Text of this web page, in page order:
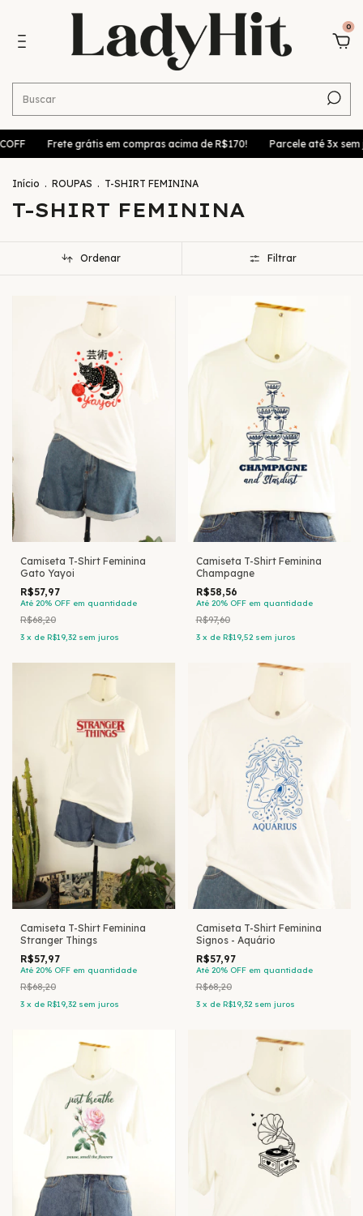
0
grátis em compras acima de R$170! Parcele até 3x sem juros no
Início . ROUPAS . T-SHIRT FEMININA
T-SHIRT FEMININA
Ordenar Filtrar
Camiseta T-Shirt Feminina
Gato Yayoi
R$57,97
Até 20% OFF em quantidade
R$68,20
3 x de R$19,32 sem juros
Camiseta T-Shirt Feminina
Champagne
R$58,56
Até 20% OFF em quantidade
R$97,60
3 x de R$19,52 sem juros
Camiseta T-Shirt Feminina
Stranger Things
R$57,97
Até 20% OFF em quantidade
R$68,20
3 x de R$19,32 sem juros
Camiseta T-Shirt Feminina
Signos - Aquário
R$57,97
Até 20% OFF em quantidade
R$68,20
3 x de R$19,32 sem juros